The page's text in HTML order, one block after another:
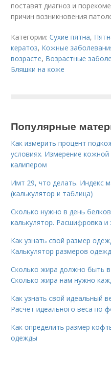
поставят диагноз и
причин возникновения
Категории:Сухие пятна,
кератоз, Кожные
возрасте, Возрастные
Бляшки на коже
Популярные
Как измерить процент
условиях. Измерение кожной
калипером
Имт 29, что делать. Индекс
(калькулятор и таблица)
Сколько нужно в день
калькулятор. Расшифровка
Как узнать свой размер
Калькулятор размеров
Сколько жира должно быть
Сколько жира нам нужно
Как узнать свой идеальный
Расчет идеального веса по
Как определить размер
одежды